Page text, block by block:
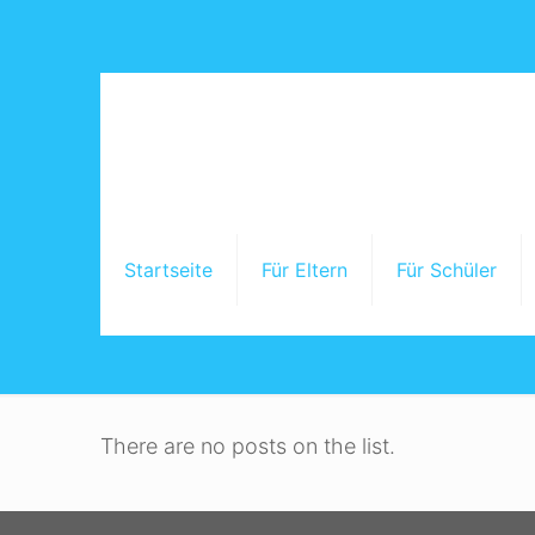
Startseite Für Eltern Für Schüler
There are no posts on the list.